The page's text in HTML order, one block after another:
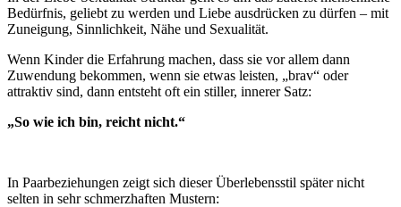
Bedürfnis, geliebt zu werden und Liebe ausdrücken zu dürfen – mit
Zuneigung, Sinnlichkeit, Nähe und Sexualität.
Wenn Kinder die Erfahrung machen, dass sie vor allem dann
Zuwendung bekommen, wenn sie etwas leisten, „brav“ oder
attraktiv sind, dann entsteht oft ein stiller, innerer Satz:
„So wie ich bin, reicht nicht.“
In Paarbeziehungen zeigt sich dieser Überlebensstil später nicht
selten in sehr schmerzhaften Mustern: